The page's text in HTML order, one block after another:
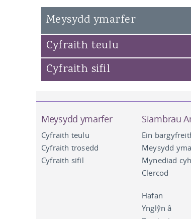
Susan Campbell KC
John Hipkin KC
Andrew Clemes
Meysydd ymarfer
Cyfraith teulu
Cyfraith sifil
Meysydd ymarfer
Cyfraith teulu
Cyfraith trosedd
Cyfraith sifil
Siambrau
Ein
Meysydd
Mynediad
Clercod
Hafan
Ynglŷn â